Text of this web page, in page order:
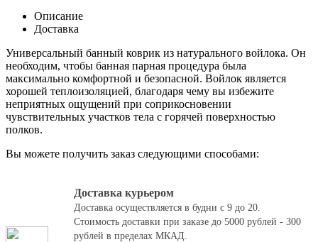
Описание
Доставка
Универсальный банный коврик из натурального войлока. Он
необходим, чтобы банная парная процедура была
максимально комфортной и безопасной. Войлок является
хорошей теплоизоляцией, благодаря чему вы избежите
неприятных ощущений при соприкосновении
чувствительных участков тела с горячей поверхностью
полков.
Вы можете получить заказ следующими способами:
Доставка курьером
Доставка осуществляется в будни с 9 до 20.
Стоимость доставки при заказе до 5000 рублей - 300
рублей в пределах МКАД.